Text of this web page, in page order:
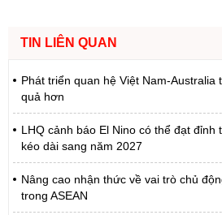
TIN LIÊN QUAN
Phát triển quan hệ Việt Nam-Australia
quả hơn
LHQ cảnh báo El Nino có thể đạt đỉnh
kéo dài sang năm 2027
Nâng cao nhận thức về vai trò chủ
trong ASEAN